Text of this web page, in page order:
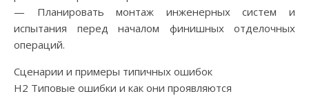
— Планировать монтаж инженерных систем и
испытания перед началом финишных отделочных
операций.
Сценарии и примеры типичных ошибок
H2 Типовые ошибки и как они проявляются